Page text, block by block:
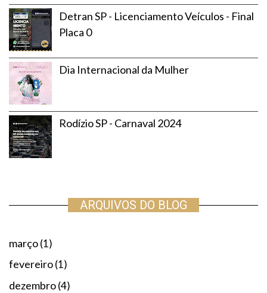
Detran SP - Licenciamento Veículos - Final
Placa 0
Dia Internacional da Mulher
Rodízio SP - Carnaval 2024
ARQUIVOS DO BLOG
março(1)
fevereiro(1)
dezembro(4)